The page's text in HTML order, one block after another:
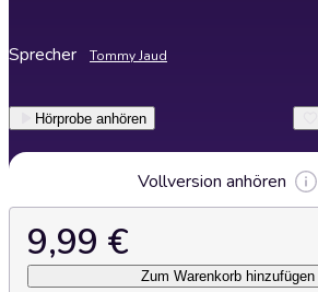
Sprecher Tommy Jaud
Hörprobe anhören
Vollversion anhören
9,99 €
Zum Warenkorb hinzufügen